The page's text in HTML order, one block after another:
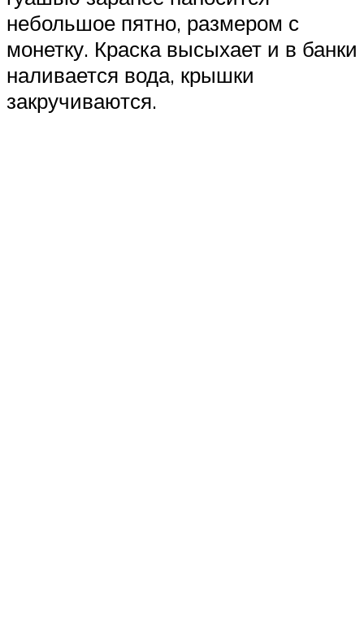
небольшое пятно, размером с
монетку. Краска высыхает и в банки
наливается вода, крышки
закручиваются.